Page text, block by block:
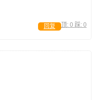
顶: 0 踩: 0
回复